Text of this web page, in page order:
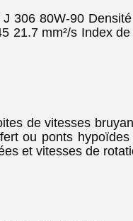
306 80W-90
21.7 mm²/s Index
de vitesses
ou ponts
et vitesses de